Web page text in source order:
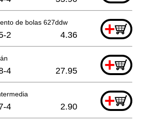
de bolas 627ddw +
2 4.36
+
4 27.95
+
4 2.90